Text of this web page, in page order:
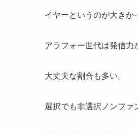
イヤーというのが大きか
アラフォー世代は発信力
大丈夫な割合も多い。
選択でも非選択ノンファ